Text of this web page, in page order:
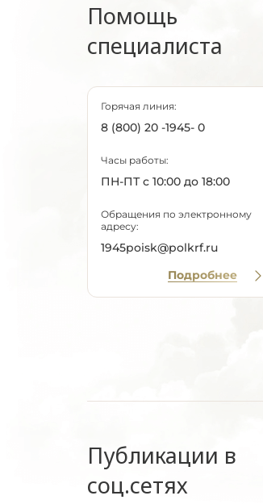
Помощь
специалиста
Горячая линия:
8 (800) 20 -1945- 0
Часы работы:
ПН-ПТ с 10:00 до 18:00
Обращения по электронному
адресу:
1945poisk@polkrf.ru
Подробнее
Публикации в
соц.сетях